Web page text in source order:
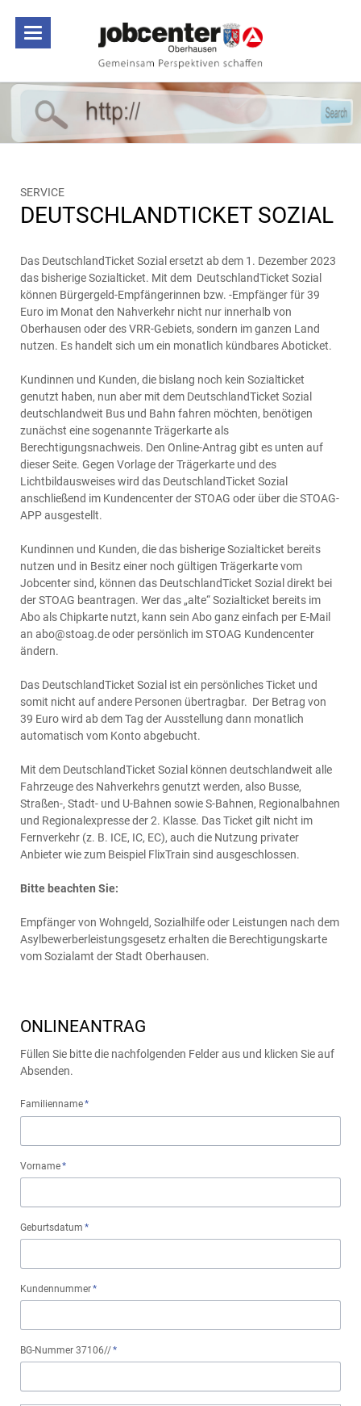
SERVICE
DEUTSCHLANDTICKET SOZIAL
Das DeutschlandTicket Sozial ersetzt ab dem 1. Dezember 2023
das bisherige Sozialticket. Mit dem DeutschlandTicket Sozial
können Bürgergeld-Empfängerinnen bzw. -Empfänger für 39
Euro im Monat den Nahverkehr nicht nur innerhalb von
Oberhausen oder des VRR-Gebiets, sondern im ganzen Land
nutzen. Es handelt sich um ein monatlich kündbares Aboticket.
Kundinnen und Kunden, die bislang noch kein Sozialticket
genutzt haben, nun aber mit dem DeutschlandTicket Sozial
deutschlandweit Bus und Bahn fahren möchten, benötigen
zunächst eine sogenannte Trägerkarte als
Berechtigungsnachweis. Den Online-Antrag gibt es unten auf
dieser Seite. Gegen Vorlage der Trägerkarte und des
Lichtbildausweises wird das DeutschlandTicket Sozial
anschließend im Kundencenter der STOAG oder über die STOAG-
APP ausgestellt.
Kundinnen und Kunden, die das bisherige Sozialticket bereits
nutzen und in Besitz einer noch gültigen Trägerkarte vom
Jobcenter sind, können das DeutschlandTicket Sozial direkt bei
der STOAG beantragen. Wer das „alte“ Sozialticket bereits im
Abo als Chipkarte nutzt, kann sein Abo ganz einfach per E-Mail
an abo@stoag.de oder persönlich im STOAG Kundencenter
ändern.
Das DeutschlandTicket Sozial ist ein persönliches Ticket und
somit nicht auf andere Personen übertragbar. Der Betrag von
39 Euro wird ab dem Tag der Ausstellung dann monatlich
automatisch vom Konto abgebucht.
Mit dem DeutschlandTicket Sozial können deutschlandweit alle
Fahrzeuge des Nahverkehrs genutzt werden, also Busse,
Straßen-​​, Stadt-​​ und U-​​Bahnen sowie S-​Bahnen, Regionalbahnen
und Regionalexpresse der 2. Klasse. Das Ticket gilt nicht im
Fernverkehr (z. B. ICE, IC, EC), auch die Nutzung privater
Anbieter wie zum Beispiel FlixTrain sind ausgeschlossen.
Bitte beachten Sie:
Empfänger von Wohngeld, Sozialhilfe oder Leistungen nach dem
Asylbewerberleistungsgesetz erhalten die Berechtigungskarte
vom Sozialamt der Stadt Oberhausen.
ONLINEANTRAG
Füllen Sie bitte die nachfolgenden Felder aus und klicken Sie auf
Absenden.
Pflichtfeld
Familienname*
Pflichtfeld
Vorname*
Pflichtfeld
Geburtsdatum *
Pflichtfeld
Kundennummer*
Pflichtfeld
BG-Nummer 37106//*